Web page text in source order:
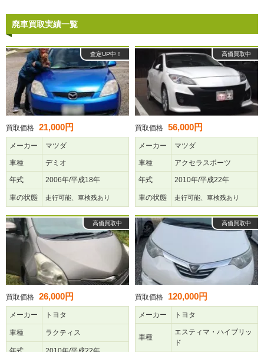
廃車買取実績一覧
査定UP中！
買取価格 21,000円
メーカー マツダ
車種 デミオ
年式 2006年/平成18年
車の状態 走行可能、車検残あり
高価買取中
買取価格 56,000円
メーカー マツダ
車種 アクセラスポーツ
年式 2010年/平成22年
車の状態 走行可能、車検残あり
高価買取中
買取価格 26,000円
メーカー トヨタ
車種 ラクティス
高価買取中
買取価格 120,000円
メーカー トヨタ
車種
エスティマ・ハイブリッ
ド